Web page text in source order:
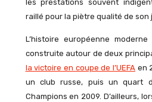
les prestations souvent
raillé pour la piètre qualité de son
L’histoire européenne moderne
construite autour de deux
la victoire en coupe de l’UEFA en
un club russe, puis un quart
Champions en 2009. D’ailleurs,